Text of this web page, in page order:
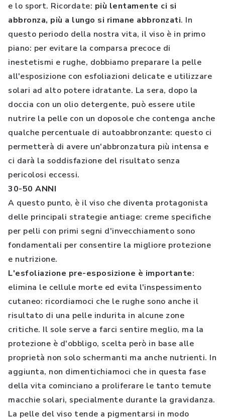
e lo sport. Ricordate: più lentamente ci si
abbronza, più a lungo si rimane abbronzati. In
questo periodo della nostra vita, il viso è in primo
piano: per evitare la comparsa precoce di
inestetismi e rughe, dobbiamo preparare la pelle
all'esposizione con esfoliazioni delicate e utilizzare
solari ad alto potere idratante. La sera, dopo la
doccia con un olio detergente, può essere utile
nutrire la pelle con un doposole che contenga anche
qualche percentuale di autoabbronzante: questo ci
permetterà di avere un'abbronzatura più intensa e
ci darà la soddisfazione del risultato senza
pericolosi eccessi.
30-50 ANNI
A questo punto, è il viso che diventa protagonista
delle principali strategie antiage: creme specifiche
per pelli con primi segni d'invecchiamento sono
fondamentali per consentire la migliore protezione
e nutrizione.
L'esfoliazione pre-esposizione è importante:
elimina le cellule morte ed evita l'inspessimento
cutaneo: ricordiamoci che le rughe sono anche il
risultato di una pelle indurita in alcune zone
critiche. Il sole serve a farci sentire meglio, ma la
protezione è d'obbligo, scelta però in base alle
proprietà non solo schermanti ma anche nutrienti. In
aggiunta, non dimentichiamoci che in questa fase
della vita cominciano a proliferare le tanto temute
macchie solari, specialmente durante la gravidanza.
La pelle del viso tende a pigmentarsi in modo